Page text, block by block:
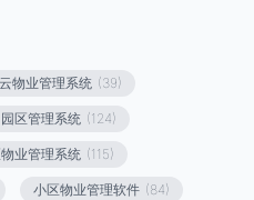
物业管理系统 (39)
园区管理系统 (124)
业管理系统 (115)
小区物业管理软件 (84)